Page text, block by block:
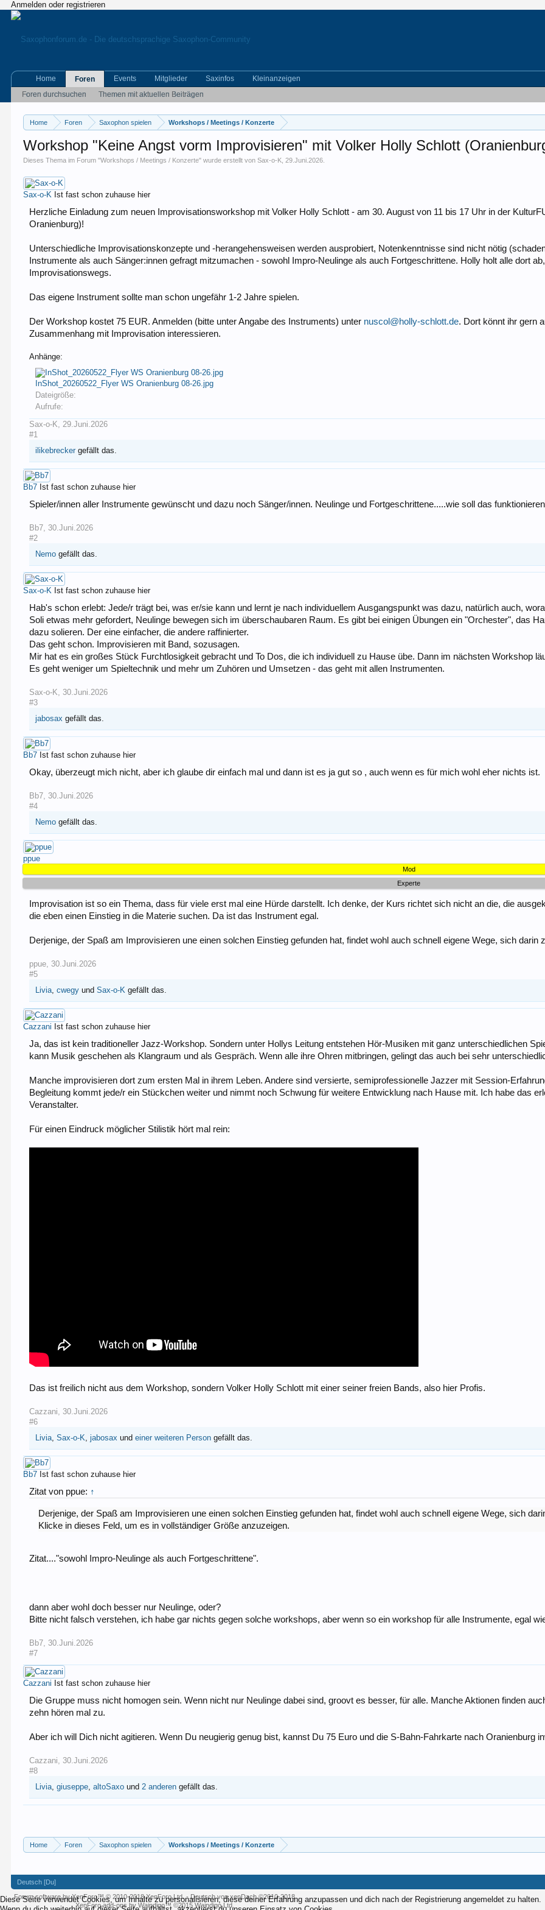
Anmelden oder registrieren
Home Foren Saxophon spielen Workshops / Meetings / Konzerte
Workshop "Keine Angst vorm Improvisieren" mit Volker Holly Schlott
Dieses Thema im Forum "Workshops / Meetings / Konzerte" wurde erstellt vonSax-o-K ,29.Juni.2026
Sax-o-K Ist fast schon zuhause hier
Herzliche Einladung zum neuen Improvisationsworkshop mit Volker Holly Schlott - am 30. August von 11 bis 17 Uhr in der
Oranienburg)!
Unterschiedliche Improvisationskonzepte und -herangehensweisen werden ausprobiert, Notenkenntnisse sind nicht nötig
Instrumente als auch Sänger:innen gefragt mitzumachen - sowohl Impro-Neulinge als auch Fortgeschrittene. Holly holt alle dort
Improvisationswegs.
Das eigene Instrument sollte man schon ungefähr 1-2 Jahre spielen.
Der Workshop kostet 75 EUR. Anmelden (bitte unter Angabe des Instruments) unter nuscol@holly-schlott.de. Dort könnt ihr gern
Zusammenhang mit Improvisation interessieren.
Anhänge:
InShot_20260522_Flyer WS Oranienburg 08-26.jpg
Dateigröße:
Aufrufe:
Sax-o-K, 29.Juni.2026
#1
ilikebrecker gefällt das.
Bb7 Ist fast schon zuhause hier
Spieler/innen aller Instrumente gewünscht und dazu noch Sänger/innen. Neulinge und Fortgeschrittene.....wie soll das
Bb7, 30.Juni.2026
#2
Nemo gefällt das.
Sax-o-K Ist fast schon zuhause hier
Hab's schon erlebt: Jede/r trägt bei, was er/sie kann und lernt je nach individuellem Ausgangspunkt was dazu, natürlich auch,
Soli etwas mehr gefordert, Neulinge bewegen sich im überschaubaren Raum. Es gibt bei einigen Übungen ein "Orchester", das
dazu solieren. Der eine einfacher, die andere raffinierter.
Das geht schon. Improvisieren mit Band, sozusagen.
Mir hat es ein großes Stück Furchtlosigkeit gebracht und To Dos, die ich individuell zu Hause übe. Dann im nächsten Workshop
Es geht weniger um Spieltechnik und mehr um Zuhören und Umsetzen - das geht mit allen Instrumenten.
Sax-o-K, 30.Juni.2026
#3
jabosax gefällt das.
Bb7 Ist fast schon zuhause hier
Okay, überzeugt mich nicht, aber ich glaube dir einfach mal und dann ist es ja gut so , auch wenn es für mich wohl eher nichts ist.
Bb7, 30.Juni.2026
#4
Nemo gefällt das.
ppue
Mod
Experte
Improvisation ist so ein Thema, dass für viele erst mal eine Hürde darstellt. Ich denke, der Kurs richtet sich nicht an die, die
die eben einen Einstieg in die Materie suchen. Da ist das Instrument egal.
Derjenige, der Spaß am Improvisieren une einen solchen Einstieg gefunden hat, findet wohl auch schnell eigene Wege, sich darin
ppue, 30.Juni.2026
#5
Livia,cwegy undSax-o-K gefällt das.
Cazzani Ist fast schon zuhause hier
Ja, das ist kein traditioneller Jazz-Workshop. Sondern unter Hollys Leitung entstehen Hör-Musiken mit ganz unterschiedlichen
kann Musik geschehen als Klangraum und als Gespräch. Wenn alle ihre Ohren mitbringen, gelingt das auch bei sehr
Manche improvisieren dort zum ersten Mal in ihrem Leben. Andere sind versierte, semiprofessionelle Jazzer mit Session-
Begleitung kommt jede/r ein Stückchen weiter und nimmt noch Schwung für weitere Entwicklung nach Hause mit. Ich habe das
Veranstalter.
Für einen Eindruck möglicher Stilistik hört mal rein:
Das ist freilich nicht aus dem Workshop, sondern Volker Holly Schlott mit einer seiner freien Bands, also hier Profis.
Cazzani, 30.Juni.2026
#6
Livia,Sax-o-K,jabosax undeiner weiteren Person gefällt das.
Bb7 Ist fast schon zuhause hier
Zitat von ppue: ↑
Derjenige, der Spaß am Improvisieren une einen solchen Einstieg gefunden hat, findet wohl auch schnell eigene Wege, sich
Klicke in dieses Feld, um es in vollständiger Größe anzuzeigen.
Zitat...."sowohl Impro-Neulinge als auch Fortgeschrittene".
dann aber wohl doch besser nur Neulinge, oder?
Bitte nicht falsch verstehen, ich habe gar nichts gegen solche workshops, aber wenn so ein workshop für alle Instrumente, egal
Bb7, 30.Juni.2026
#7
Cazzani Ist fast schon zuhause hier
Die Gruppe muss nicht homogen sein. Wenn nicht nur Neulinge dabei sind, groovt es besser, für alle. Manche Aktionen finden
zehn hören mal zu.
Aber ich will Dich nicht agitieren. Wenn Du neugierig genug bist, kannst Du 75 Euro und die S-Bahn-Fahrkarte nach Oranienburg
Cazzani, 30.Juni.2026
#8
Livia,giuseppe,altoSaxo und2 anderen gefällt das.
Home Foren Saxophon spielen Workshops / Meetings / Konzerte
Home
Foren
Foren durchsuchen
Themen mit aktuellen Beiträgen
Events Mitglieder Saxinfos Kleinanzeigen
Deutsch [Du]
Forum software by XenForo™© 2010-2018 XenForo Ltd.-Deutsch von xenDach©2010-2018
XenForo add-ons by Waindigo™ ©2015 Waindigo Ltd
Diese Seite verwendet Cookies, um Inhalte zu personalisieren, diese deiner Erfahrung anzupassen und dich nach der Registrierung angemeldet zu halten.